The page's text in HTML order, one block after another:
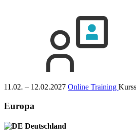
11.02. – 12.02.2027 Online Training
Europa
Deutschland